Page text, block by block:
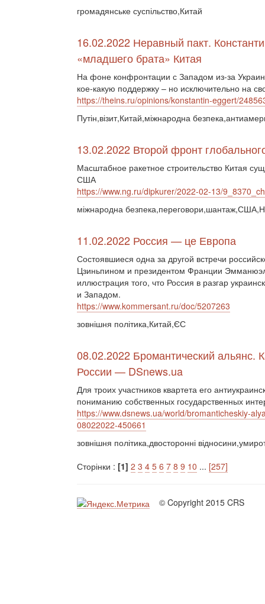
громадянське суспільство,Китай
16.02.2022 Неравный пакт.
«младшего брата» Китая
На фоне конфронтации с Западом из-за
кое-какую поддержку – но исключительно на
https://theins.ru/opinions/konstantin-eggert/
Путін,візит,Китай,міжнародна
13.02.2022 Второй фронт
Масштабное ракетное строительство Китая
США
https://www.ng.ru/dipkurer/2022-02-13/
міжнародна
11.02.2022 Россия — це Европа
Состоявшиеся одна за другой встречи
Цзиньпином и президентом Франции
иллюстрация того, что Россия в разгар
и Западом.
https://www.kommersant.ru/doc/5207263
зовнішня політика,Китай,ЄС
08.02.2022 Бромантический альянс.
России — DSnews.ua
Для троих участников квартета его
пониманию собственных государственных
https://www.dsnews.ua/world/bromanticheskiy-
08022022-450661
зовнішня політика,двосторонні
Сторінки : [1] 2 3 4 5 6 7 8 9 10 ... [257]
© Copyright 2015 CRS